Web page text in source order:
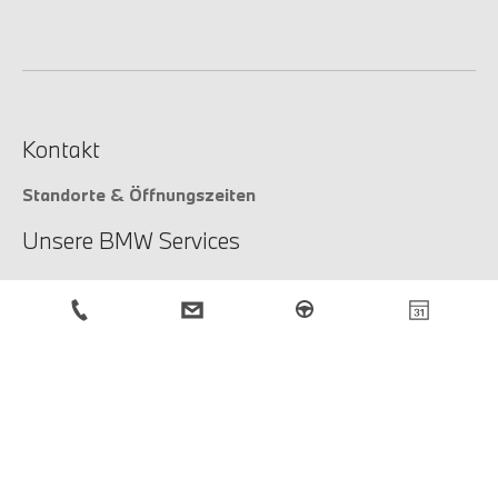
Kontakt
Standorte & Öffnungszeiten
Unsere BMW Services
Unsere Services
Service-Anfrage